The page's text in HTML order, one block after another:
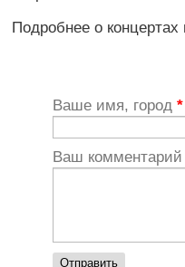
Подробнее о
Ваше имя, город *
Ваш